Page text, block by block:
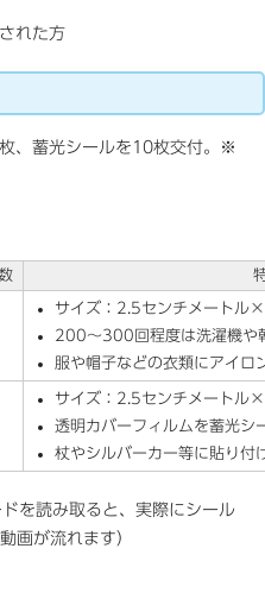
れた方
、蓄光シールを10枚交付。※
サイズ：2.5センチメートル
200〜300回程度は洗濯機や
服や帽子などの衣類にアイロ
サイズ：2.5センチメートル
透明カバーフィルムを蓄光シ
杖やシルバーカー等に貼り付
を読み取ると、実際にシール
画が流れます）